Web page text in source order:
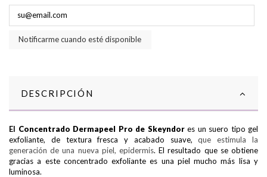
Notificarme cuando esté disponible
DESCRIPCIÓN
El Concentrado Dermapeel Pro de Skeyndor es un suero tipo gel
exfoliante, de textura fresca y acabado suave,que estimula la
generación de una nueva piel, epidermis. El resultado que se obtiene
gracias a este concentrado exfoliante es una piel mucho más lisa y
luminosa.